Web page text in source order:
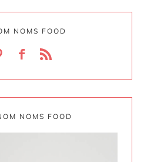
NOMS FOOD
NOMS FOOD